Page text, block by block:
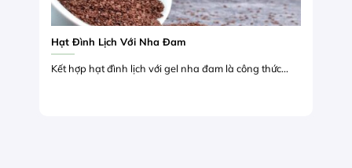
Hạt Đình Lịch Với Nha Đam
Kết hợp hạt đình lịch với gel nha đam là công thức...